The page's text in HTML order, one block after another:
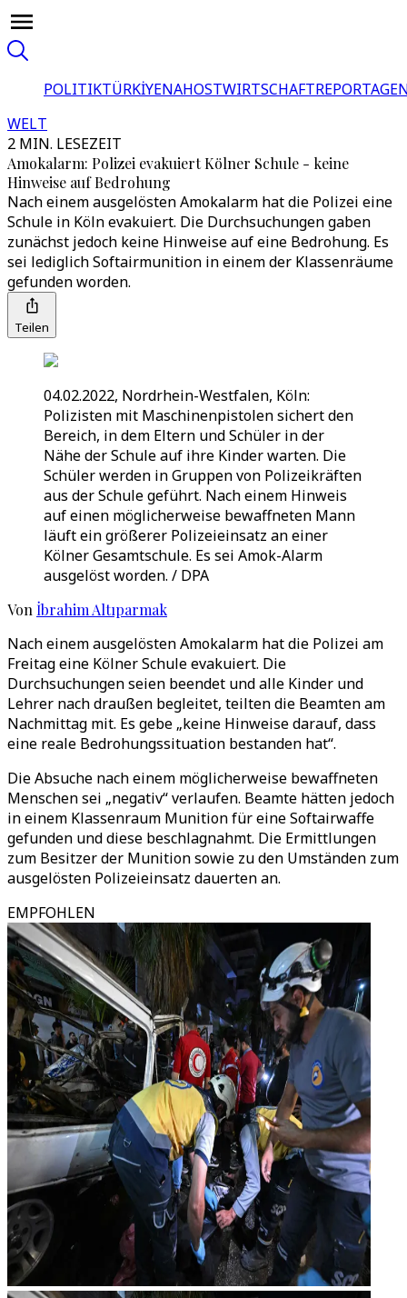
POLITIKTÜRKİYENAHOSTWIRTSCHAFT
WELT
2 MIN. LESEZEIT
Amokalarm: Polizei evakuiert Kölner Schule - keine
Hinweise auf Bedrohung
Nach einem ausgelösten Amokalarm hat die Polizei eine
Schule in Köln evakuiert. Die Durchsuchungen gaben
zunächst jedoch keine Hinweise auf eine Bedrohung. Es
sei lediglich Softairmunition in einem der Klassenräume
gefunden worden.
Teilen
04.02.2022, Nordrhein-Westfalen, Köln:
Polizisten mit Maschinenpistolen sichert den
Bereich, in dem Eltern und Schüler in der
Nähe der Schule auf ihre Kinder warten. Die
Schüler werden in Gruppen von Polizeikräften
aus der Schule geführt. Nach einem Hinweis
auf einen möglicherweise bewaffneten Mann
läuft ein größerer Polizeieinsatz an einer
Kölner Gesamtschule. Es sei Amok-Alarm
ausgelöst worden. / DPA
Von İbrahim Altıparmak
Nach einem ausgelösten Amokalarm hat die Polizei am
Freitag eine Kölner Schule evakuiert. Die
Durchsuchungen seien beendet und alle Kinder und
Lehrer nach draußen begleitet, teilten die Beamten am
Nachmittag mit. Es gebe „keine Hinweise darauf, dass
eine reale Bedrohungssituation bestanden hat“.
Die Absuche nach einem möglicherweise bewaffneten
Menschen sei „negativ“ verlaufen. Beamte hätten jedoch
in einem Klassenraum Munition für eine Softairwaffe
gefunden und diese beschlagnahmt. Die Ermittlungen
zum Besitzer der Munition sowie zu den Umständen zum
ausgelösten Polizeieinsatz dauerten an.
EMPFOHLEN